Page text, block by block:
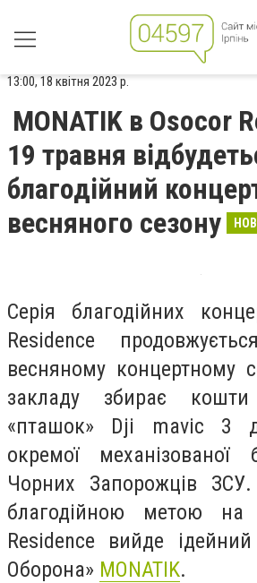
13:00, 18 квітня 2023 р.
MONATIK в Osocor
19 травня
благодійний
весняного сезону
Серія благодійних
Residence
весняному концертному
закладу збирає
«пташок» Dji mavic 3
окремої механізованої
Чорних Запорожців
благодійною метою на
Residence вийде
Оборона» MONATIK.